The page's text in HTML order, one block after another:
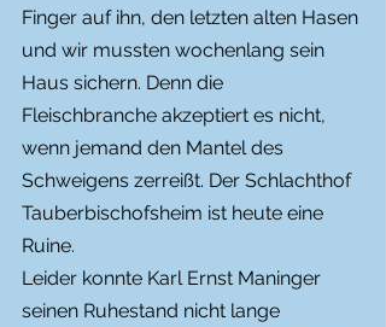
Finger auf ihn, den letzten alten Hasen
und wir mussten wochenlang sein
Haus sichern. Denn die
Fleischbranche akzeptiert es nicht,
wenn jemand den Mantel des
Schweigens zerreißt. Der Schlachthof
Tauberbischofsheim ist heute eine
Ruine.
Leider konnte Karl Ernst Maninger
seinen Ruhestand nicht lange